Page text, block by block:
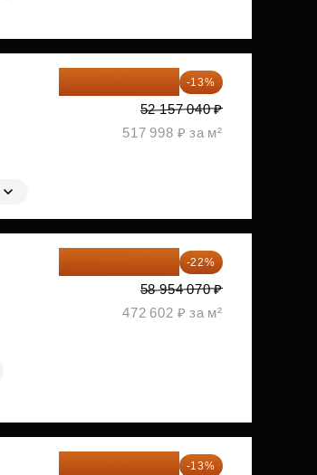
-13%
52 157 040 ₽
517 998 ₽ за м²
-22%
58 954 070 ₽
472 602 ₽ за м²
-13%